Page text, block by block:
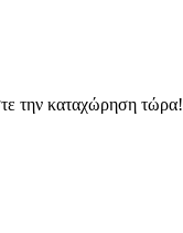
την καταχώρηση τώρα!